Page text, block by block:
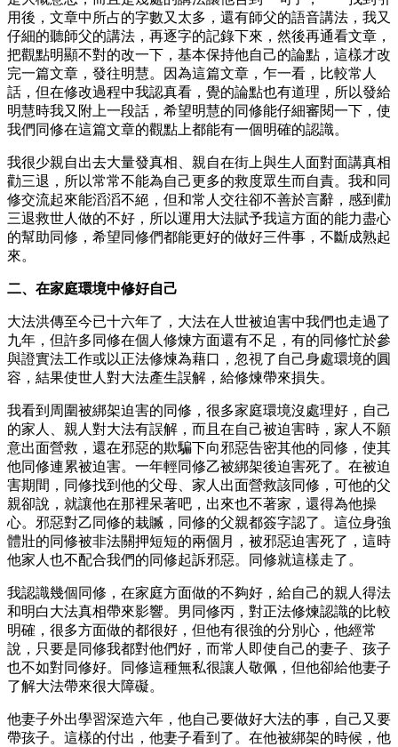
用後，文章中所占的字數又太多，還有師父的語音講法，我又
仔細的聽師父的講法，再逐字的記錄下來，然後再通看文章，
把觀點明顯不對的改一下，基本保持他自己的論點，這樣才改
完一篇文章，發往明慧。因為這篇文章，乍一看，比較常人
話，但在修改過程中我認真看，覺的論點也有道理，所以發給
明慧時我又附上一段話，希望明慧的同修能仔細審閱一下，使
我們同修在這篇文章的觀點上都能有一個明確的認識。
我很少親自出去大量發真相、親自在街上與生人面對面講真相
勸三退，所以常常不能為自己更多的救度眾生而自責。我和同
修交流起來能滔滔不絕，但和常人交往卻不善於言辭，感到勸
三退救世人做的不好，所以運用大法賦予我這方面的能力盡心
的幫助同修，希望同修們都能更好的做好三件事，不斷成熟起
來。
二、在家庭環境中修好自己
大法洪傳至今已十六年了，大法在人世被迫害中我們也走過了
九年，但許多同修在個人修煉方面還有不足，有的同修忙於參
與證實法工作或以正法修煉為藉口，忽視了自己身處環境的圓
容，結果使世人對大法產生誤解，給修煉帶來損失。
我看到周圍被綁架迫害的同修，很多家庭環境沒處理好，自己
的家人、親人對大法有誤解，而且在自己被迫害時，家人不願
意出面營救，還在邪惡的欺騙下向邪惡告密其他的同修，使其
他同修連累被迫害。一年輕同修乙被綁架後迫害死了。在被迫
害期間，同修找到他的父母、家人出面營救該同修，可他的父
親卻說，就讓他在那裡呆著吧，出來也不著家，還得為他操
心。邪惡對乙同修的栽贓，同修的父親都簽字認了。這位身強
體壯的同修被非法關押短短的兩個月，被邪惡迫害死了，這時
他家人也不配合我們的同修起訴邪惡。同修就這樣走了。
我認識幾個同修，在家庭方面做的不夠好，給自己的親人得法
和明白大法真相帶來影響。男同修丙，對正法修煉認識的比較
明確，很多方面做的都很好，但他有很強的分別心，他經常
說，只要是同修我都對他們好，而常人即使自己的妻子、孩子
也不如對同修好。同修這種無私很讓人敬佩，但他卻給他妻子
了解大法帶來很大障礙。
他妻子外出學習深造六年，他自己要做好大法的事，自己又要
帶孩子。這樣的付出，他妻子看到了。在他被綁架的時候，他